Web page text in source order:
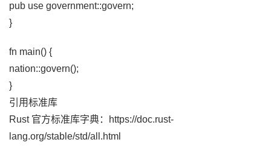
pub use government::govern;
}
fn main() {
nation::govern();
}
引用标准库
Rust 官方标准库字典：https://doc.rust-
lang.org/stable/std/all.html